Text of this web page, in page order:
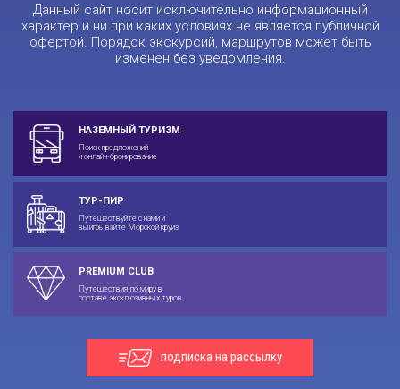
Данный сайт носит исключительно информационный
характер и ни при каких условиях не является публичной
офертой. Порядок экскурсий, маршрутов может быть
изменен без уведомления.
НАЗЕМНЫЙ ТУРИЗМ
Поиск предложений
и онлайн-бронирование
ТУР-ПИР
Путешествуйте с нами и
выигрывайте Морской круиз
PREMIUM CLUB
Путешествия по миру в
составе эксклюзивных туров
подписка на рассылку